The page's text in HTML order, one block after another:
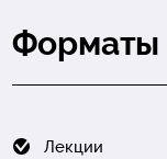
Форматы
Лекции